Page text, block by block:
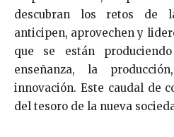
descubran los retos de
anticipen, aprovechen y
que se están
enseñanza, la
innovación. Este caudal de
del tesoro de la nueva